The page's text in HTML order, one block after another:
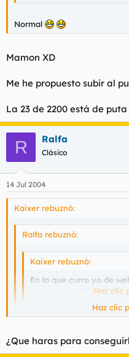
Normal
Mamon XD
Me he propuesto subir al
La 23 de 2200 está de
R Ralfa
Clásico
14 Jul 2004
Kaixer rebuznó:
Ralfa rebuznó:
Kaixer rebuznó:
En la que curro yo de
Haz clic
Mamon XD
Haz clic
¿Que haras para